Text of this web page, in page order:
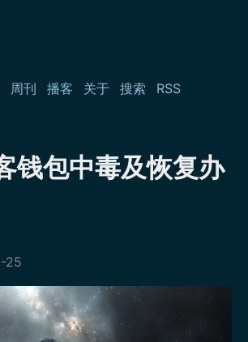
周刊 播客 关于 搜索 RSS
钱包中毒及恢复办
25